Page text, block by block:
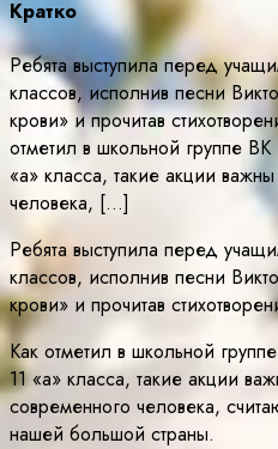
Кратко
Ребята выступила перед
классов, исполнив песни
крови» и прочитав
отметил в школьной группе ВК
«а» класса, такие акции
человека, […]
Ребята выступила перед
классов, исполнив песни
крови» и прочитав
Как отметил в школьной
11 «а» класса, такие акции
современного человека,
нашей большой страны.